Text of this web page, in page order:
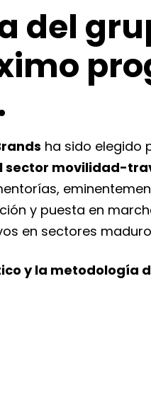
del
ha sido elegido
movilidad-
y puesta en
en sectores
y la metodología